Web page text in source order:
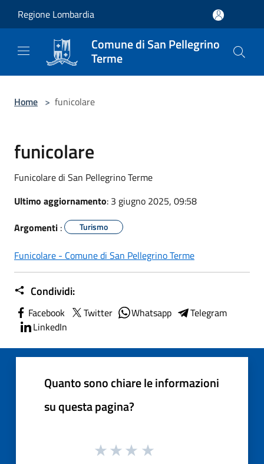
Regione Lombardia
Comune di San Pellegrino
Terme
Home > funicolare
funicolare
Funicolare di San Pellegrino Terme
Ultimo aggiornamento: 3 giugno 2025, 09:58
Argomenti : Turismo
Funicolare - Comune di San Pellegrino Terme
Condividi:
Facebook Twitter Whatsapp
Telegram
LinkedIn
Quanto sono chiare le informazioni
su questa pagina?